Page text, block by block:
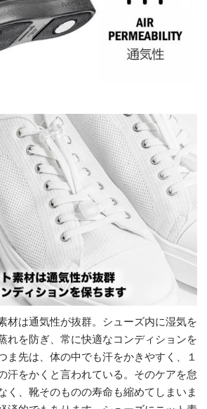
材は通気性が抜群。シューズ内に湿気を
れを防ぎ、常に快適なコンディションを
ま先は、体の中でも汗をかきやすく、１
汗をかくと言われている。そのケアを怠
く、靴そのものの寿命も縮めてしまいま